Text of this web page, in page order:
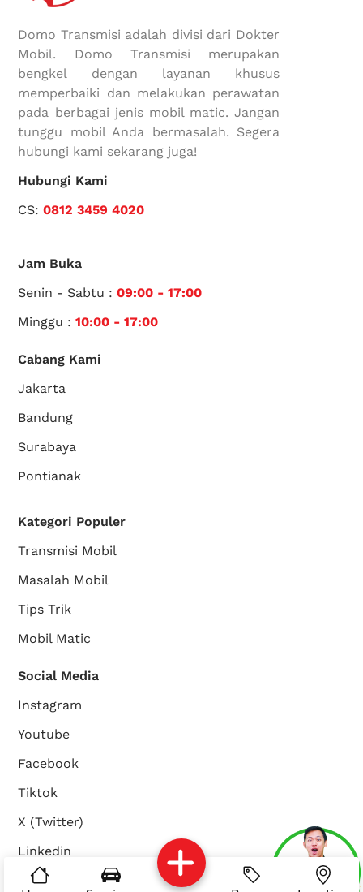
Services Brosur Location
About Us
Domo Transmisi adalah divisi dari Dokter
Mobil. Domo Transmisi merupakan
bengkel dengan layanan khusus
memperbaiki dan melakukan perawatan
pada berbagai jenis mobil matic. Jangan
tunggu mobil Anda bermasalah. Segera
hubungi kami sekarang juga!
Hubungi Kami
CS:0812 3459 4020
Jam Buka
Senin - Sabtu :09:00 - 17:00
Minggu :10:00 - 17:00
Cabang Kami
Jakarta
Bandung
Surabaya
Pontianak
Kategori Populer
Transmisi Mobil
Masalah Mobil
Tips Trik
Mobil Matic
Social Media
Instagram
Youtube
Facebook
Tiktok
X (Twitter)
Linkedin